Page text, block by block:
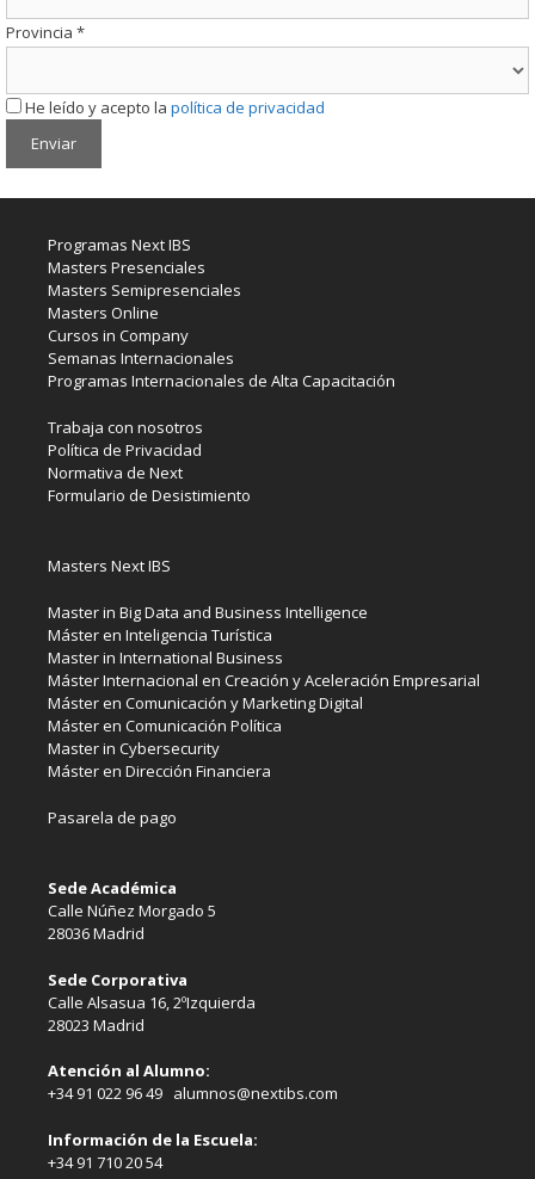
Provincia *
He leído y acepto la política de privacidad
Programas Next IBS
Masters Presenciales
Masters Semipresenciales
Masters Online
Cursos in Company
Semanas Internacionales
Programas Internacionales de Alta Capacitación
Trabaja con nosotros
Política de Privacidad
Normativa de Next
Formulario de Desistimiento
Masters Next IBS
Master in Big Data and Business Intelligence
Máster en Inteligencia Turística
Master in International Business
Máster Internacional en Creación y Aceleración Empresarial
Máster en Comunicación y Marketing Digital
Máster en Comunicación Política
Master in Cybersecurity
Máster en Dirección Financiera
Pasarela de pago
Sede Académica
Calle Núñez Morgado 5
28036 Madrid
Sede Corporativa
Calle Alsasua 16, 2ºIzquierda
28023 Madrid
Atención al Alumno:
+34 91 022 96 49 alumnos@nextibs.com
Información de la Escuela:
+34 91 710 20 54